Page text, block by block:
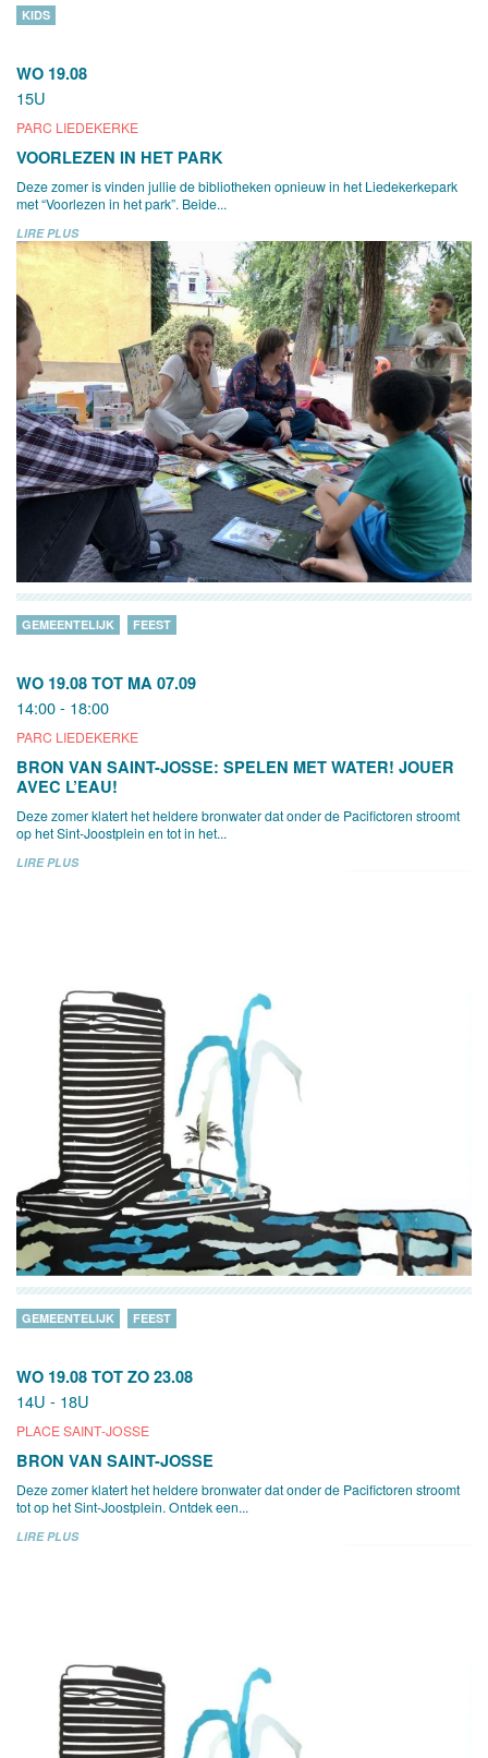
WO 19.08
15U
PARC LIEDEKERKE
KIDS
VOORLEZEN IN HET PARK
Deze zomer is vinden jullie de bibliotheken opnieuw in het Liedekerkepark
met “Voorlezen in het park”. Beide...
LIRE PLUS
WO 19.08 TOT MA 07.09
14:00 - 18:00
PARC LIEDEKERKE
GEMEENTELIJK FEEST
BRON VAN SAINT-JOSSE: SPELEN MET WATER! JOUER
AVEC L’EAU!
Deze zomer klatert het heldere bronwater dat onder de Pacifictoren stroomt
op het Sint-Joostplein en tot in het...
LIRE PLUS
WO 19.08 TOT ZO 23.08
14U - 18U
PLACE SAINT-JOSSE
GEMEENTELIJK FEEST
BRON VAN SAINT-JOSSE
Deze zomer klatert het heldere bronwater dat onder de Pacifictoren stroomt
tot op het Sint-Joostplein. Ontdek een...
LIRE PLUS